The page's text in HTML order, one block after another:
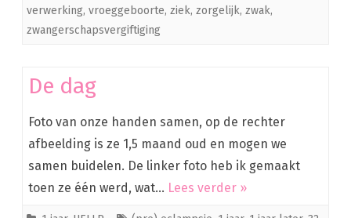
verwerking, vroeggeboorte, ziek, zorgelijk, zwak,
zwangerschapsvergiftiging
De dag
Foto van onze handen samen, op de rechter
afbeelding is ze 1,5 maand oud en mogen we
samen buidelen. De linker foto heb ik gemaakt
toen ze één werd, wat… Lees verder »